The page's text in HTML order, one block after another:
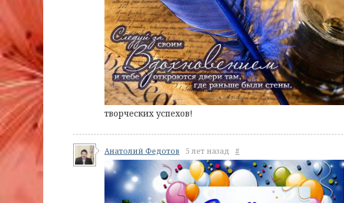
творческих успехов!
Анатолий Федотов 5 лет назад #